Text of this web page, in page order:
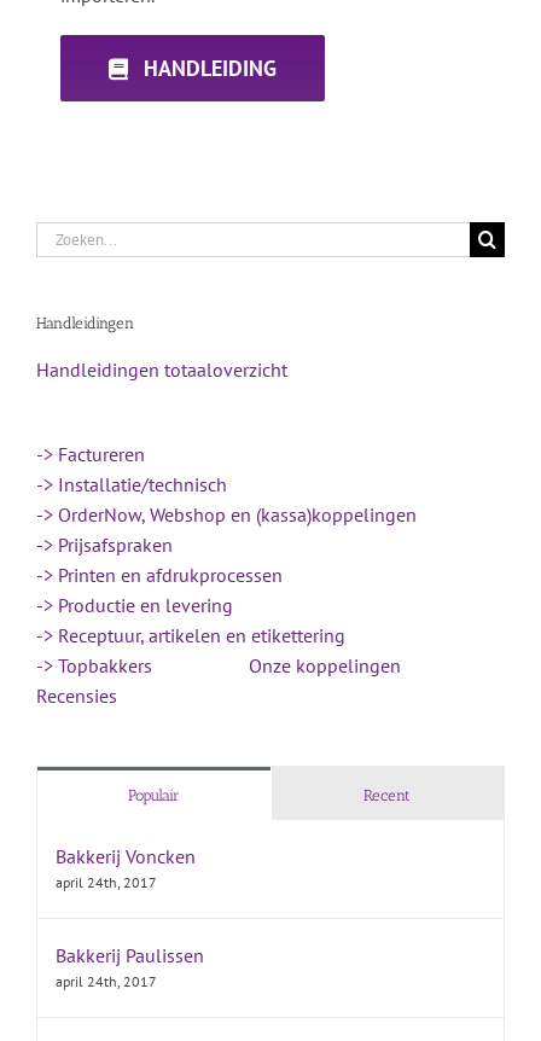
HANDLEIDING
Zoeken
Handleidingen
Handleidingen totaaloverzicht
-> Factureren
-> Installatie/technisch
-> OrderNow, Webshop en (kassa)koppelingen
-> Prijsafspraken
-> Printen en afdrukprocessen
-> Productie en levering
-> Receptuur, artikelen en etikettering
-> Topbakkers
Onze koppelingen
Recensies
Populair Recent
Bakkerij Voncken
april 24th, 2017
Bakkerij Paulissen
april 24th, 2017